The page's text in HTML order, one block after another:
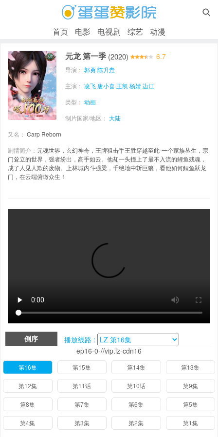

首页 电影 电视剧 综艺 动漫
元龙 第一季 (2020) 6.7
导演： 郭勇 陈升垚
主演： 凌飞 唐小喜 王凯杨婧边江
类型： 动画
制片国家/地区： 大陆
又名： Carp Reborn
剧情简介： 元魂世界，玄幻神奇，王牌狙击手王胜穿越至此-一个家族丛生，宗
门耸立的世界，强者纷出，高手如云。他却一头撞上了最不入流的鲤鱼残魂，
成了人见人欺的废物。上林城内斗强梁，千绝地中斩巨狼，看他如何鲤鱼跃龙
门，在云端俯瞰众生！
倒序
播放线路 :
ep16-0-//vip.lz-cdn16
第16集 第15集 第14集 第13集
第12集 第11话 第10话 第9集
第8集 第7集 第6集 第5集
第4集 第3集 第2集 第1集